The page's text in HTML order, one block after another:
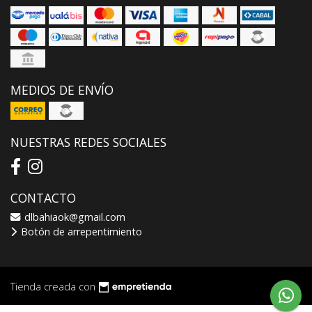
MEDIOS DE ENVÍO
NUESTRAS REDES SOCIALES
CONTACTO
dlbahiaok@gmail.com
Botón de arrepentimiento
Tienda creada con